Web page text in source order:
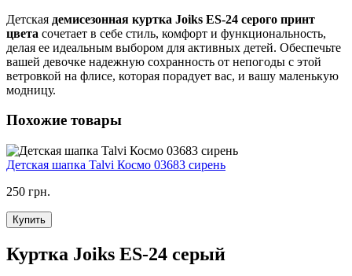
Детская демисезонная куртка Joiks ES-24 серого принт
цвета сочетает в себе стиль, комфорт и функциональность,
делая ее идеальным выбором для активных детей. Обеспечьте
вашей девочке надежную сохранность от непогоды с этой
ветровкой на флисе, которая порадует вас, и вашу маленькую
модницу.
Похожие товары
Детская шапка Talvi Космо 03683 сирень
250 грн.
Купить
Куртка Joiks ES-24 серый